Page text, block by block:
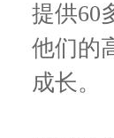
提供60
他们的
成长。